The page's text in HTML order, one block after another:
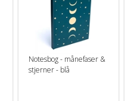
Notesbog - månefaser &
stjerner - blå